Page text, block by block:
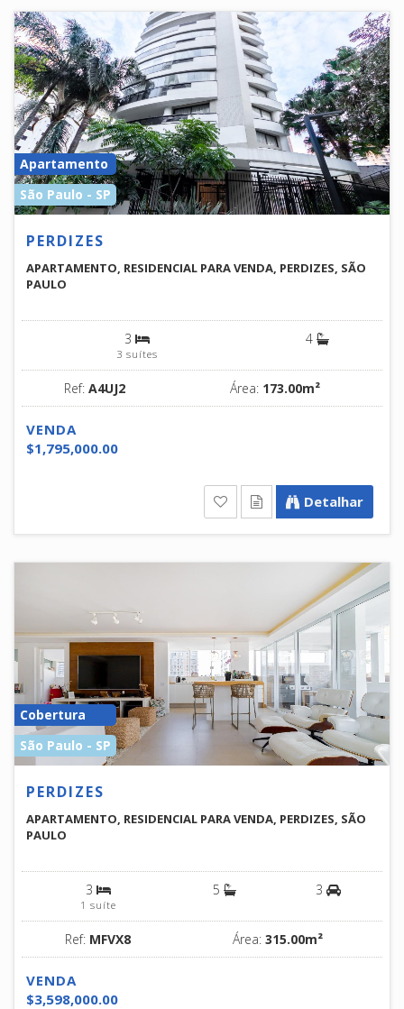
Apartamento
São Paulo - SP
PERDIZES
APARTAMENTO, RESIDENCIAL PARA VENDA, PERDIZES, SÃO
PAULO
3
3 suítes
4
Ref: A4UJ2 Área: 173.00m²
VENDA
$1,795,000.00
Detalhar
Cobertura
São Paulo - SP
PERDIZES
APARTAMENTO, RESIDENCIAL PARA VENDA, PERDIZES, SÃO
PAULO
3
1 suíte
5 3
Ref: MFVX8 Área: 315.00m²
VENDA
$3,598,000.00